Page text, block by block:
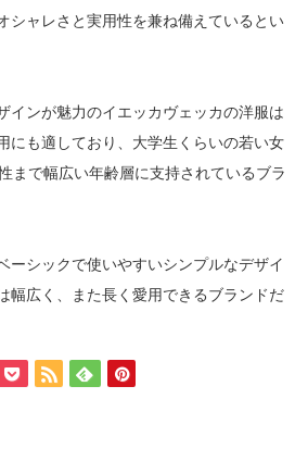
シャレさと実用性を兼ね備えているとい
インが魅力のイエッカヴェッカの洋服は
にも適しており、大学生くらいの若い女
まで幅広い年齢層に支持されているブラ
ーシックで使いやすいシンプルなデザイ
幅広く、また長く愛用できるブランドだ